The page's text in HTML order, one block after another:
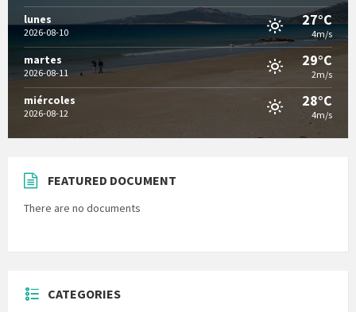
lunes
2026-08-10
27°C
4m/s
martes
2026-08-11
29°C
2m/s
miércoles
2026-08-12
28°C
4m/s
FEATURED DOCUMENT
There are no documents
CATEGORIES